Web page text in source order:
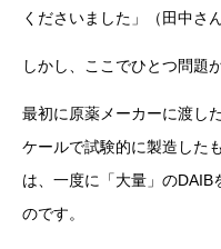
くださいました」（田中さん
しかし、ここでひとつ問題
最初に原薬メーカーに渡し
ケールで試験的に製造した
は、一度に「大量」のDAIB
のです。